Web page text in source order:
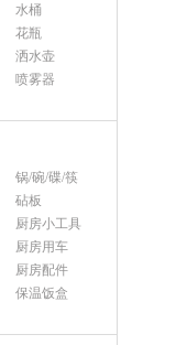
水桶
花瓶
洒水壶
喷雾器
锅/碗/碟/筷
砧板
厨房小工具
厨房用车
厨房配件
保温饭盒